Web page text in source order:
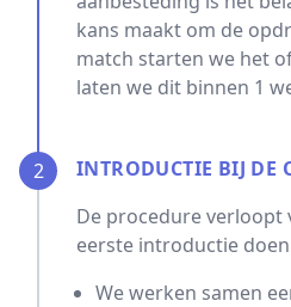
kans maakt om de
match starten we het
laten we dit binnen 1
2
INTRODUCTIE BIJ DE
De procedure verloopt
eerste introductie
We werken samen